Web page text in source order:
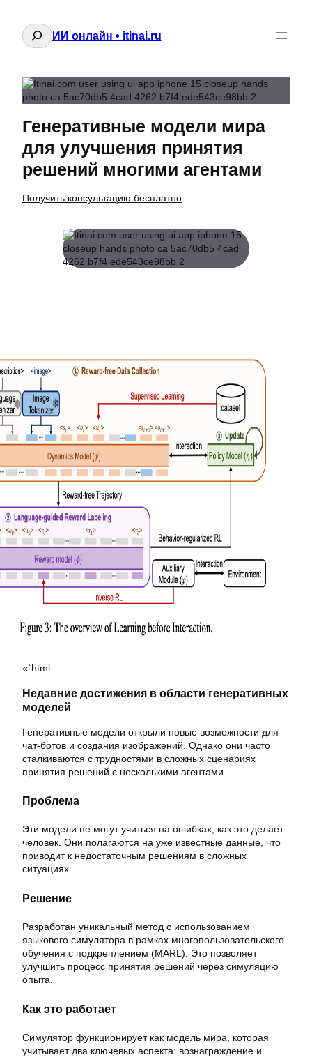
Поиск
ИИ онлайн • itinai.ru
Генеративные модели мира
для улучшения принятия
решений многими агентами
Получить консультацию бесплатно
«`html
Недавние достижения в области генеративных
моделей
Генеративные модели открыли новые возможности для
чат-ботов и создания изображений. Однако они часто
сталкиваются с трудностями в сложных сценариях
принятия решений с несколькими агентами.
Проблема
Эти модели не могут учиться на ошибках, как это делает
человек. Они полагаются на уже известные данные, что
приводит к недостаточным решениям в сложных
ситуациях.
Решение
Разработан уникальный метод с использованием
языкового симулятора в рамках многопользовательского
обучения с подкреплением (MARL). Это позволяет
улучшить процесс принятия решений через симуляцию
опыта.
Как это работает
Симулятор функционирует как модель мира, которая
учитывает два ключевых аспекта: вознаграждение и